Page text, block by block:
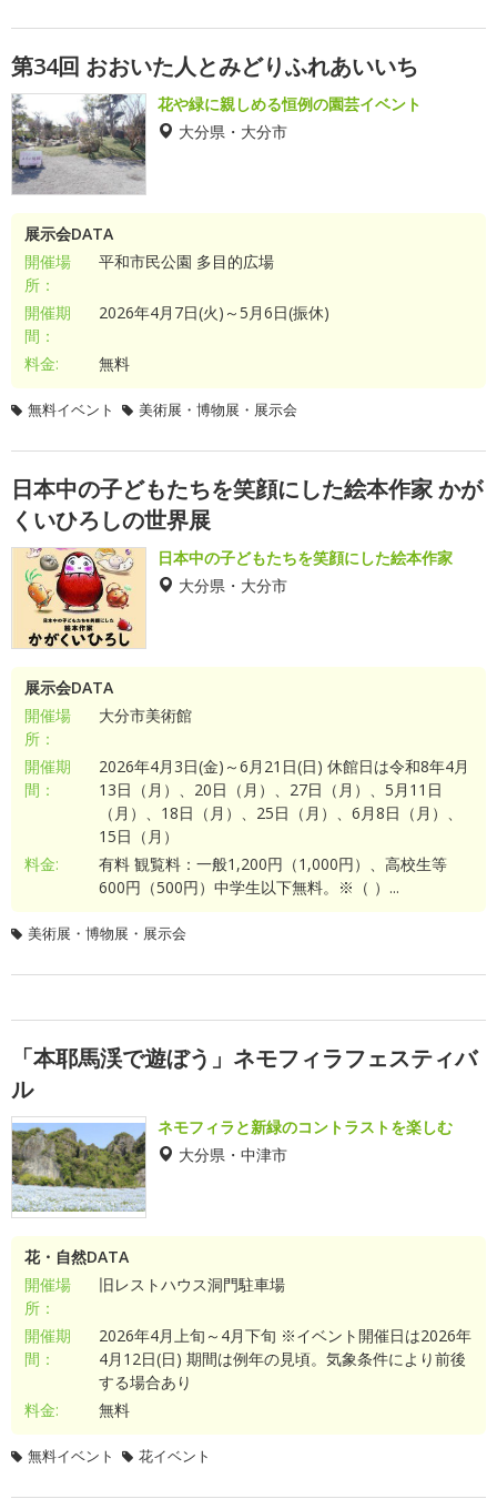
第34回 おおいた人とみどりふれあいいち
花や緑に親しめる恒例の園芸イベント
大分県・大分市
展示会DATA
開催場
所：
平和市民公園 多目的広場
開催期
間：
2026年4月7日(火)～5月6日(振休)
料金: 無料
無料イベント 美術展・博物展・展示会
日本中の子どもたちを笑顔にした絵本作家 かが
くいひろしの世界展
日本中の子どもたちを笑顔にした絵本作家
大分県・大分市
展示会DATA
開催場
所：
大分市美術館
開催期
間：
2026年4月3日(金)～6月21日(日) 休館日は令和8年4月
13日（月）、20日（月）、27日（月）、5月11日
（月）、18日（月）、25日（月）、6月8日（月）、
15日（月）
料金:
有料 観覧料：一般1,200円（1,000円）、高校生等
600円（500円）中学生以下無料。※（ ）...
美術展・博物展・展示会
「本耶馬渓で遊ぼう」ネモフィラフェスティバ
ル
ネモフィラと新緑のコントラストを楽しむ
大分県・中津市
花・自然DATA
開催場
所：
旧レストハウス洞門駐車場
開催期
間：
2026年4月上旬～4月下旬 ※イベント開催日は2026年
4月12日(日) 期間は例年の見頃。気象条件により前後
する場合あり
料金:
無料
無料イベント 花イベント